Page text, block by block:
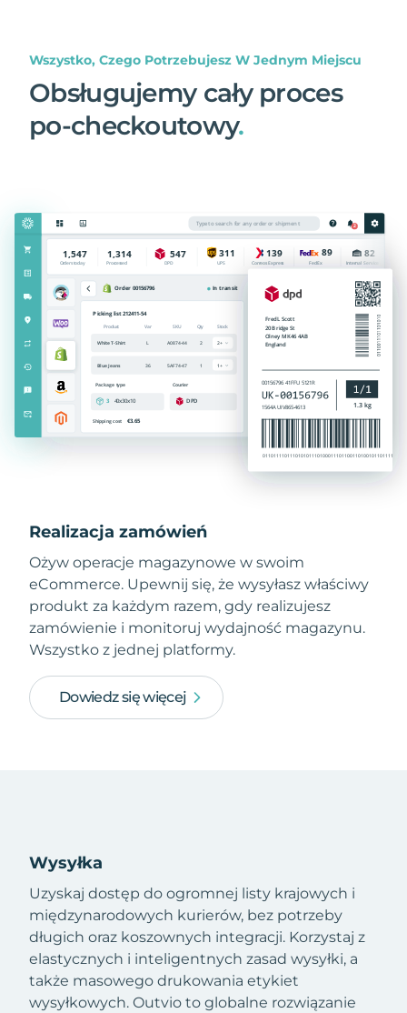
Wszystko, Czego Potrzebujesz W Jednym Miejscu
Obsługujemy cały proces
po-checkoutowy.
Realizacja zamówień
Ożyw operacje magazynowe w swoim
eCommerce. Upewnij się, że wysyłasz właściwy
produkt za każdym razem, gdy realizujesz
zamówienie i monitoruj wydajność magazynu.
Wszystko z jednej platformy.
Dowiedz się więcej
Wysyłka
Uzyskaj dostęp do ogromnej listy krajowych i
międzynarodowych kurierów, bez potrzeby
długich oraz koszownych integracji. Korzystaj z
elastycznych i inteligentnych zasad wysyłki, a
także masowego drukowania etykiet
wysyłkowych. Outvio to globalne rozwiązanie